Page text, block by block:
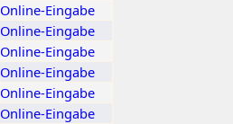
Online-Eingabe
Online-Eingabe
Online-Eingabe
Online-Eingabe
Online-Eingabe
Online-Eingabe